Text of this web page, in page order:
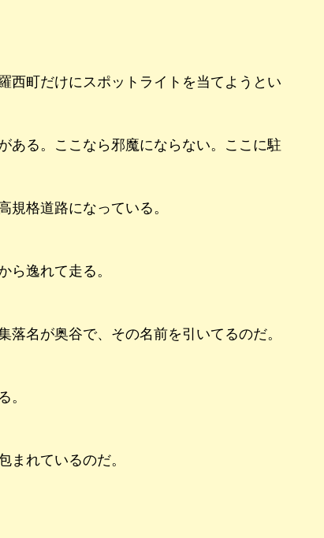
西町だけにスポットライトを当てようとい
ある。ここなら邪魔にならない。ここに駐
格道路になっている。
ら逸れて走る。
名が奥谷で、その名前を引いてるのだ。
。
まれているのだ。